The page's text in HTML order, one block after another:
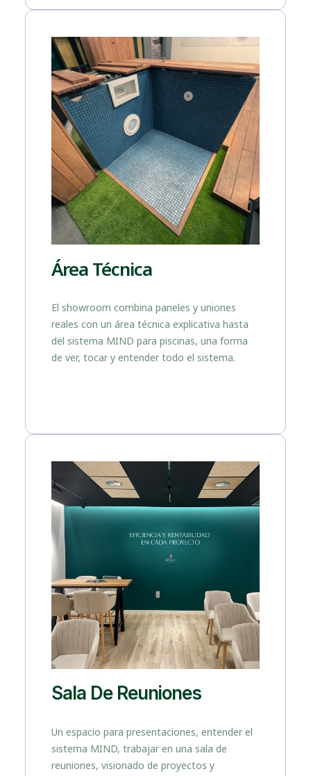
Área Técnica
El showroom combina paneles y uniones
reales con un área técnica explicativa hasta
del sistema MIND para piscinas, una forma
de ver, tocar y entender todo el sistema.
Sala De Reuniones
Un espacio para presentaciones, entender el
sistema MIND, trabajar en una sala de
reuniones, visionado de proyectos y